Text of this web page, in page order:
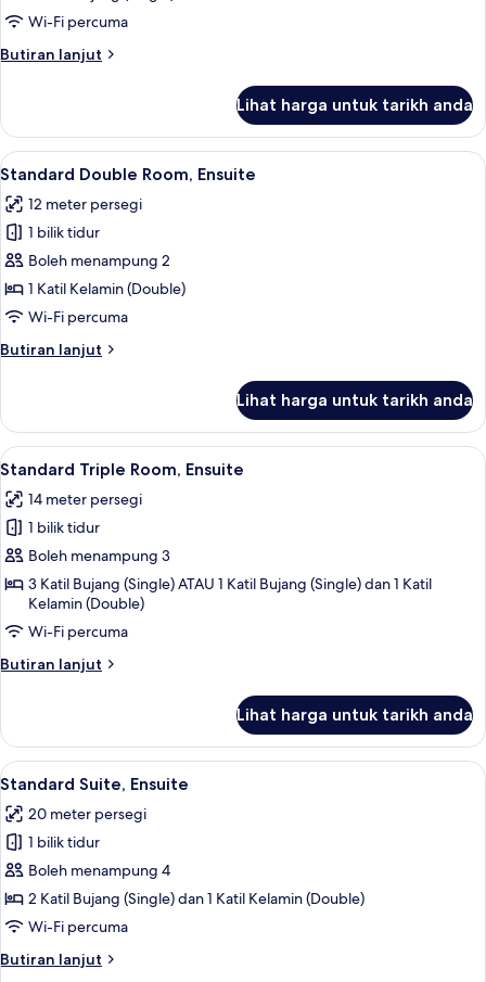
Room,Wi-Fi percuma
Butiran lanjut
Butiran
Twin
Room,
Ensuite
Lihat harga untuk tarikh anda
Lihat
semua
foto
untuk
Standard
Double
Room,
Standard Double Room, Ensuite |
21
Standard Double Room, Ensuite
12 meter persegi
1 bilik tidur
Boleh menampung 2
1 Katil Kelamin (Double)
Wi-Fi percuma
Butiran lanjut
Butiran
Double
Room,
Ensuite
Lihat harga untuk tarikh anda
Lihat
semua
foto
untuk
Standard
Triple
Room,
Ensuite
Standard Triple Room, Ensuite |
19
Standard Triple Room, Ensuite
14 meter persegi
1 bilik tidur
Boleh menampung 3
3 Katil Bujang (Single) ATAU 1 Katil Bujang (Single) dan 1 Katil
Kelamin (Double)
Wi-Fi percuma
Butiran lanjut
Butiran
Triple
Room,
Ensuite
Lihat harga untuk tarikh anda
Lihat
semua
foto
untuk
Standard
Suite,
Ensuite
Standard Suite, Ensuite | Peralatan
12
Standard Suite, Ensuite
20 meter persegi
1 bilik tidur
Boleh menampung 4
2 Katil Bujang (Single) dan 1 Katil Kelamin (Double)
Wi-Fi percuma
Butiran lanjut
Butiran